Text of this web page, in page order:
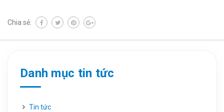
Chia sẻ:
Danh mục tin tức
Tin tức